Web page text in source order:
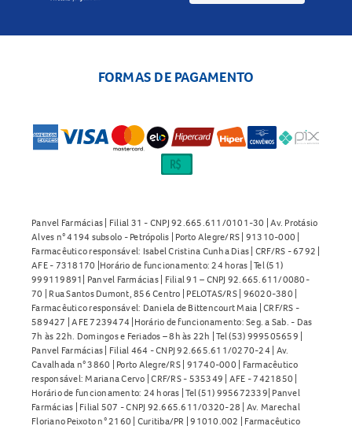
FORMAS DE PAGAMENTO
Panvel Farmácias | Filial 31 - CNPJ 92.665.611/0101-30 | Av. Protásio
Alves n° 4194 subsolo - Petrópolis | Porto Alegre/RS | 91310-000 |
Farmacêutico responsável: Isabel Cristina Cunha Dias | CRF/RS - 6792 |
AFE - 7318170 |Horário de funcionamento: 24 horas | Tel (51)
999119891| Panvel Farmácias | Filial 91 – CNPJ 92.665.611/0080-
70 | Rua Santos Dumont, 856 Centro | PELOTAS/RS | 96020-380 |
Farmacêutico responsável: Daniela de Bittencourt Maia | CRF/RS -
589427 | AFE 7239474 |Horário de funcionamento: Seg. a Sab. - Das
7h às 22h. Domingos e Feriados – 8h às 22h | Tel (53) 999505659 |
Panvel Farmácias | Filial 464 - CNPJ 92.665.611/0270-24 | Av.
Cavalhada n° 3860 | Porto Alegre/RS | 91740-000 | Farmacêutico
responsável: Mariana Cervo | CRF/RS - 535349 | AFE - 7421850 |
Horário de funcionamento: 24 horas | Tel (51) 995672339| Panvel
Farmácias | Filial 507 - CNPJ 92.665.611/0320-28 | Av. Marechal
Floriano Peixoto n° 2160 | Curitiba/PR | 91010.002 | Farmacêutico